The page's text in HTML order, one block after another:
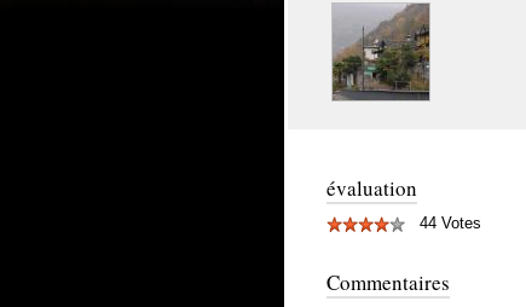
évaluation
44 Votes
Commentaires